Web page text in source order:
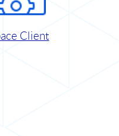
Client